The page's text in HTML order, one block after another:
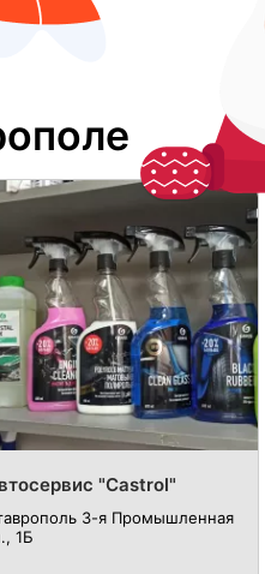
"Castrol"
3-я Промышленная
1Б